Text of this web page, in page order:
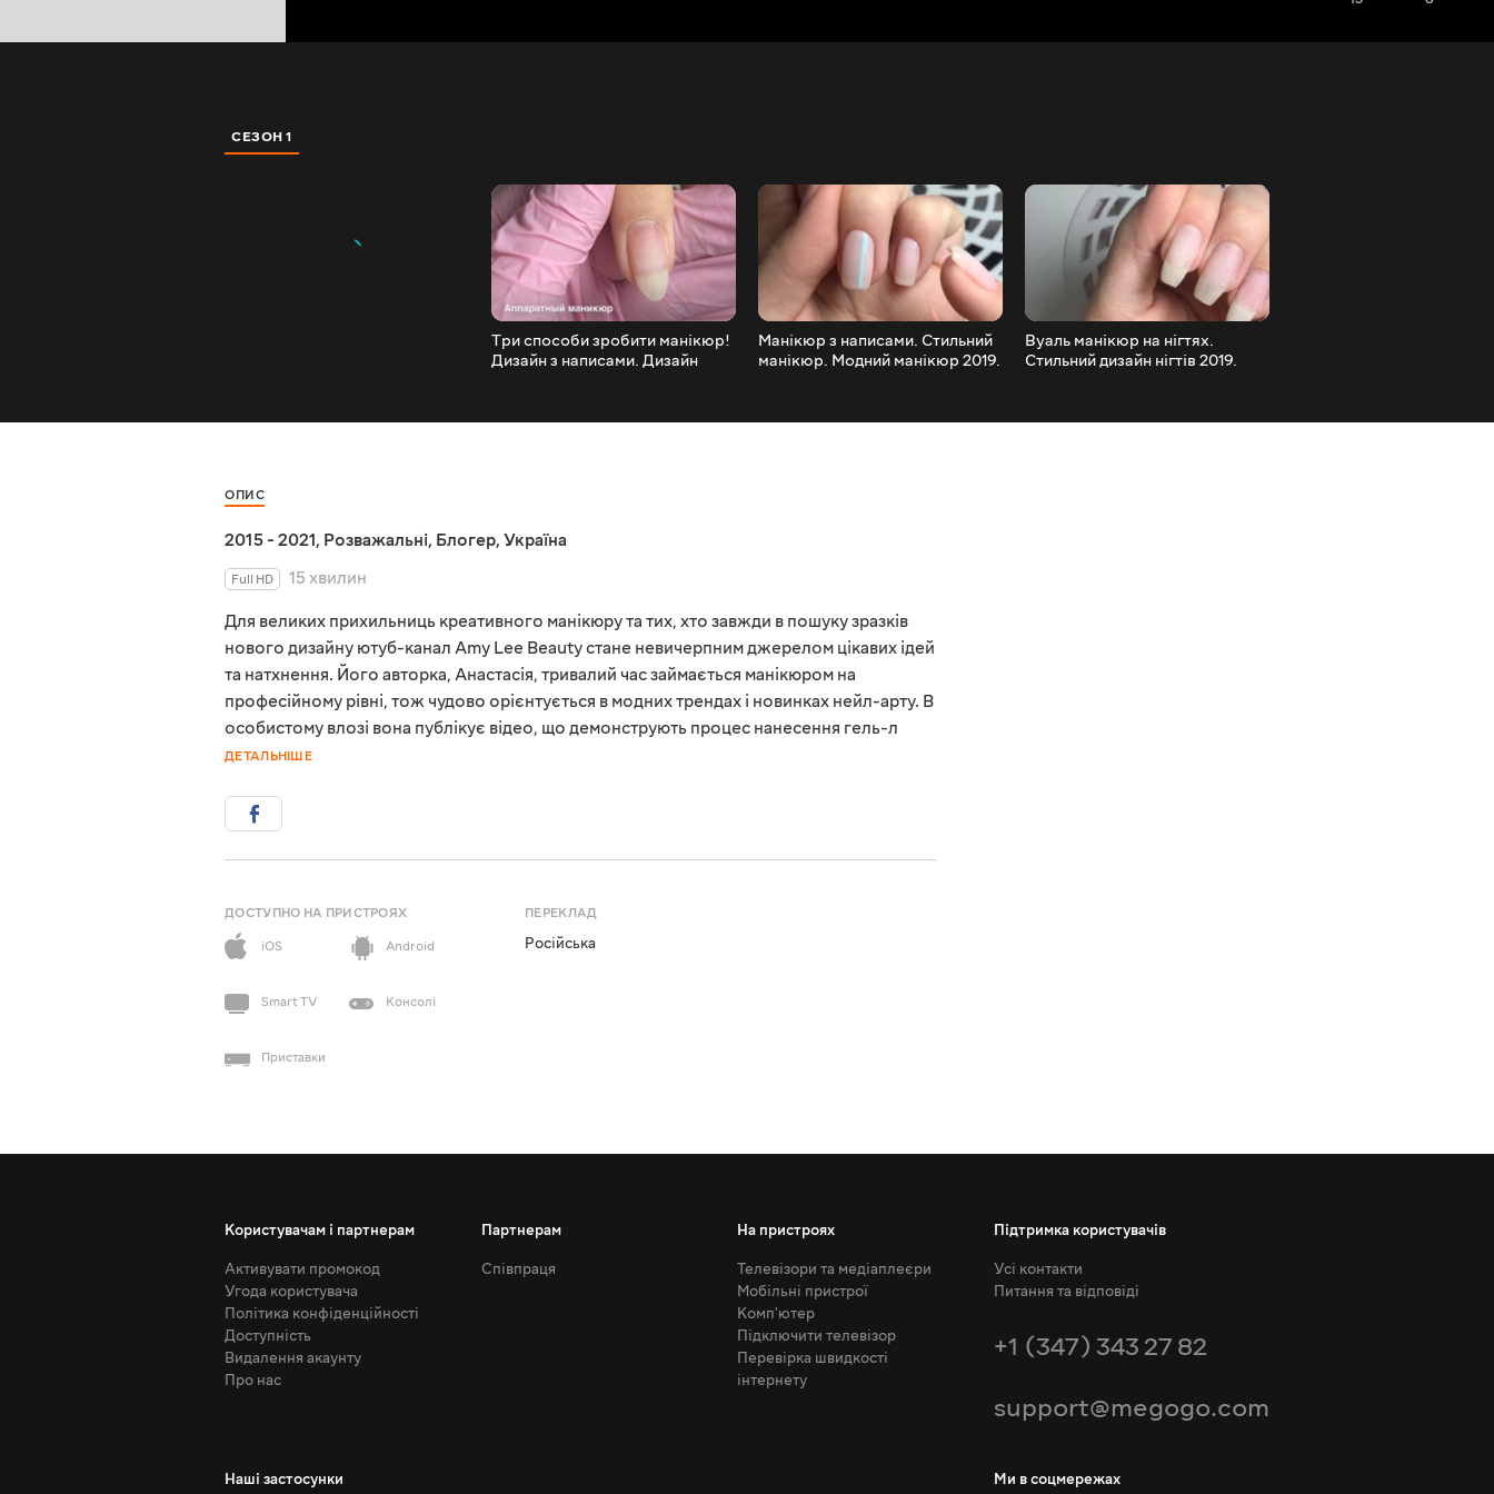
СЕЗОН 1
Три способи зробити манікюр!
Дизайн з написами. Дизайн
Манікюр з написами. Стильний
манікюр. Модний манікюр 2019.
Вуаль манікюр на нігтях.
Стильний дизайн нігтів 2019.
ОПИС
2015 - 2021, Розважальні, Блогер, Україна
Full HD
15 хвилин
Для великих прихильниць креативного манікюру та тих, хто завжди в пошуку зразків
нового дизайну ютуб-канал Amy Lee Beauty стане невичерпним джерелом цікавих ідей
та натхнення. Його авторка, Анастасія, тривалий час займається манікюром на
професійному рівні, тож чудово орієнтується в модних трендах і новинках нейл-арту. В
особистому влозі вона публікує відео, що демонструють процес нанесення гель-л
ДЕТАЛЬНІШЕ
ДОСТУПНО НА ПРИСТРОЯХ
iOS
Android
Smart TV Консолі
Приставки
ПЕРЕКЛАД
Російська
Користувачам і партнерам
Активувати промокод
Угода користувача
Політика конфіденційності
Доступність
Видалення акаунту
Про нас
Партнерам
Співпраця
На пристроях
Телевізори та медіаплеєри
Мобільні пристрої
Комп'ютер
Підключити телевізор
Перевірка швидкості
інтернету
Підтримка користувачів
Усі контакти
Питання та відповіді
+1 (347) 343 27 82
support@megogo.com
Наші застосунки Ми в соцмережах